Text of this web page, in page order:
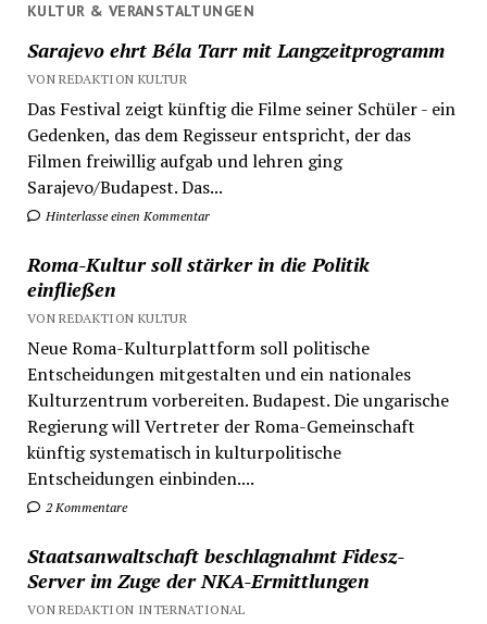
KULTUR & VERANSTALTUNGEN
Sarajevo ehrt Béla Tarr mit Langzeitprogramm
VON REDAKTION KULTUR
Das Festival zeigt künftig die Filme seiner Schüler - ein
Gedenken, das dem Regisseur entspricht, der das
Filmen freiwillig aufgab und lehren ging
Sarajevo/Budapest. Das...
Hinterlasse einen Kommentar
Roma-Kultur soll stärker in die Politik
einfließen
VON REDAKTION KULTUR
Neue Roma-Kulturplattform soll politische
Entscheidungen mitgestalten und ein nationales
Kulturzentrum vorbereiten. Budapest. Die ungarische
Regierung will Vertreter der Roma-Gemeinschaft
künftig systematisch in kulturpolitische
Entscheidungen einbinden....
2 Kommentare
Staatsanwaltschaft beschlagnahmt Fidesz-
Server im Zuge der NKA-Ermittlungen
VON REDAKTION INTERNATIONAL